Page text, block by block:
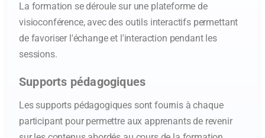
La formation se déroule sur une plateforme de
visioconférence, avec des outils interactifs permettant
de favoriser l'échange et l'interaction pendant les
sessions.
Supports pédagogiques
Les supports pédagogiques sont fournis à chaque
participant pour permettre aux apprenants de revenir